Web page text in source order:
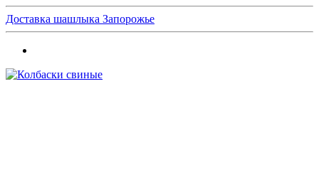
Доставка шашлыка Запорожье